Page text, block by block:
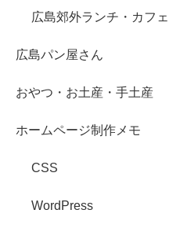
広島郊外ランチ・カフェ
広島パン屋さん
おやつ・お土産・手土産
ホームページ制作メモ
CSS
WordPress